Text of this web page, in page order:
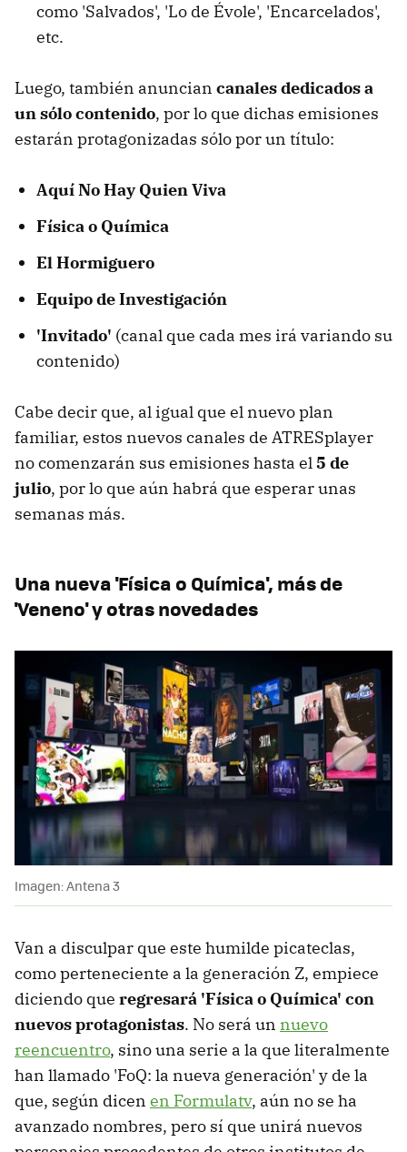
como 'Salvados', 'Lo de Évole', 'Encarcelados',
etc.
Luego, también anuncian canales dedicados a
un sólo contenido, por lo que dichas emisiones
estarán protagonizadas sólo por un título:
Aquí No Hay Quien Viva
Física o Química
El Hormiguero
Equipo de Investigación
'Invitado' (canal que cada mes irá variando su
contenido)
Cabe decir que, al igual que el nuevo plan
familiar, estos nuevos canales de ATRESplayer
no comenzarán sus emisiones hasta el5 de
julio, por lo que aún habrá que esperar unas
semanas más.
Una nueva 'Física o Química', más de
'Veneno' y otras novedades
Imagen: Antena 3
Van a disculpar que este humilde picateclas,
como perteneciente a la generación Z, empiece
diciendo que regresará 'Física o Química' con
nuevos protagonistas. No será un nuevo
reencuentro, sino una serie a la que literalmente
han llamado 'FoQ: la nueva generación' y de la
que, según dicen en Formulatv, aún no se ha
avanzado nombres, pero sí que unirá nuevos